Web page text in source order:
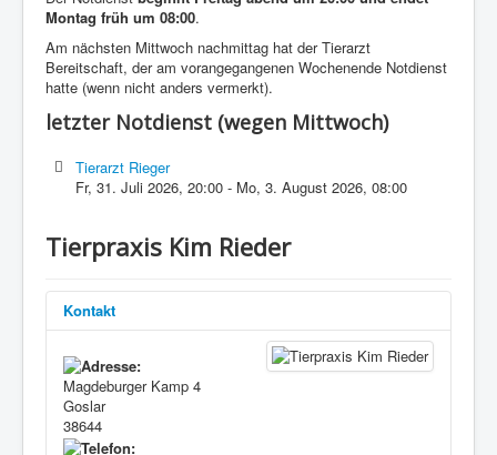
Montag früh um 08:00.
Am nächsten Mittwoch nachmittag hat der Tierarzt
Bereitschaft, der am vorangegangenen Wochenende Notdienst
hatte (wenn nicht anders vermerkt).
letzter Notdienst (wegen Mittwoch)
Tierarzt Rieger
Fr, 31. Juli 2026,20:00 - Mo, 3. August 2026,08:00
Tierpraxis Kim Rieder
Kontakt
Magdeburger Kamp 4
Goslar
38644